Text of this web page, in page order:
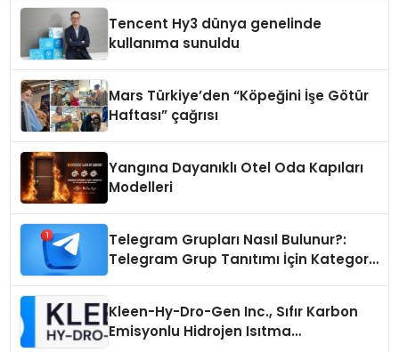
Tencent Hy3 dünya genelinde
kullanıma sunuldu
Mars Türkiye’den “Köpeğini İşe Götür
Haftası” çağrısı
Yangına Dayanıklı Otel Oda Kapıları
Modelleri
Telegram Grupları Nasıl Bulunur?:
Telegram Grup Tanıtımı İçin Kategori
Kleen-Hy-Dro-Gen Inc., Sıfır Karbon
Emisyonlu Hidrojen Isıtma